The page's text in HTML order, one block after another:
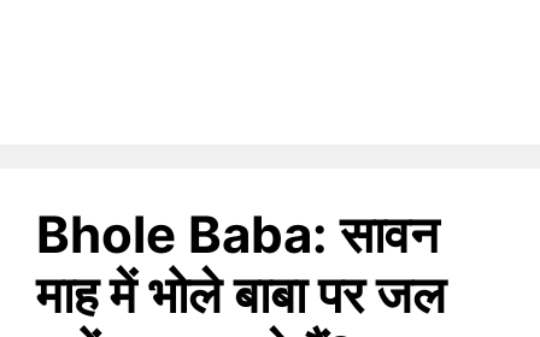
Bhole Baba: सावन
माह में भोले बाबा पर जल